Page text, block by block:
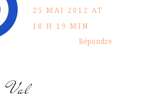
25 MAI 2012 AT
18 H 19 MIN
Répondre
Val